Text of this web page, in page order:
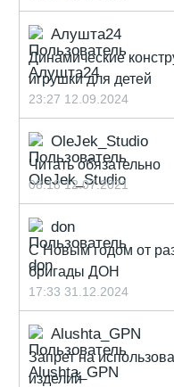
Алушта24
Динамические
игрушки для детей
23:27 12.09.2024
OleJek_Studio
Читать обязательно
08:18 12.07.2021
don
С Новым годом от
бригады ДОН
17:33 31.12.2024
Alushta_GPN
Запрет на
изделий